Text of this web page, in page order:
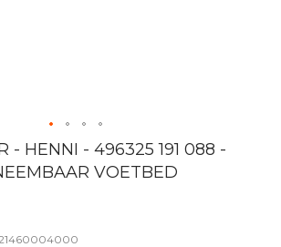
- HENNI - 496325 191 088 -
VOETBED